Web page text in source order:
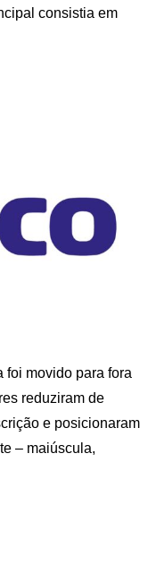
consistia em
foi movido para fora
reduziram de
e posicionaram
– maiúscula,